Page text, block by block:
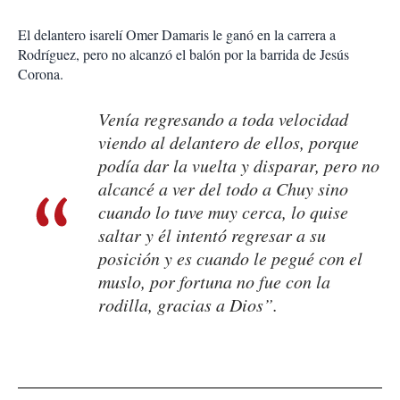
El delantero isarelí Omer Damaris le ganó en la carrera a
Rodríguez, pero no alcanzó el balón por la barrida de Jesús
Corona.
Venía regresando a toda velocidad
viendo al delantero de ellos, porque
podía dar la vuelta y disparar, pero no
alcancé a ver del todo a Chuy sino
cuando lo tuve muy cerca, lo quise
saltar y él intentó regresar a su
posición y es cuando le pegué con el
muslo, por fortuna no fue con la
rodilla, gracias a Dios”.